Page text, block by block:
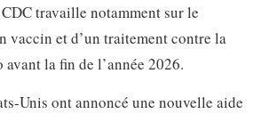
travaille notamment sur le
vaccin et d’un traitement contre la
la fin de l’année 2026.
Unis ont annoncé une nouvelle aide